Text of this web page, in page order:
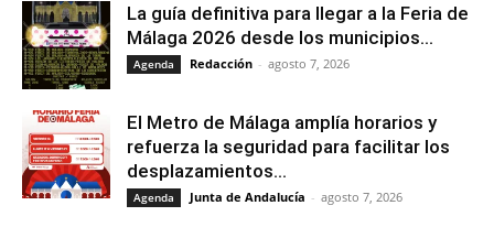
La guía definitiva para llegar a la Feria de
Málaga 2026 desde los municipios...
Agenda Redacción - agosto 7, 2026
El Metro de Málaga amplía horarios y
refuerza la seguridad para facilitar los
desplazamientos...
Agenda Junta de Andalucía - agosto 7, 2026